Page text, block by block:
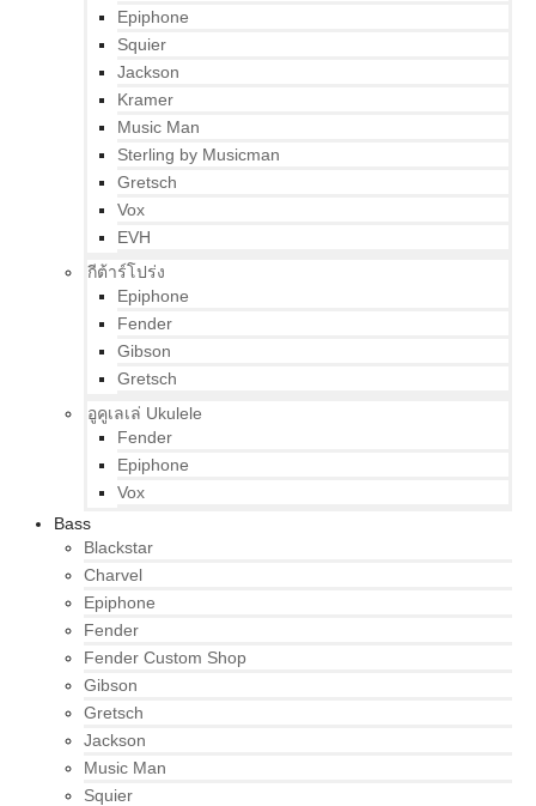
Epiphone
Squier
Jackson
Kramer
Music Man
Sterling by Musicman
Gretsch
Vox
EVH
กีต้าร์โปร่ง
Epiphone
Fender
Gibson
Gretsch
อูคูเลเล่ Ukulele
Fender
Epiphone
Vox
Bass
Blackstar
Charvel
Epiphone
Fender
Fender Custom Shop
Gibson
Gretsch
Jackson
Music Man
Squier